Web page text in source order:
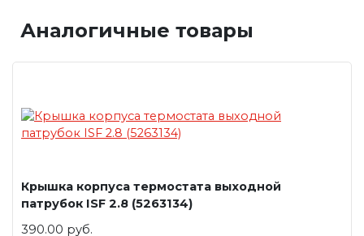
Аналогичные товары
Крышка корпуса термостата выходной
патрубок ISF 2.8 (5263134)
390.00 руб.